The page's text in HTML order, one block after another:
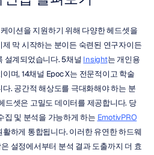
이션을 지원하기 위해 다양한 헤드셋을
막 시작하는 분이든 숙련된 연구자이든
설계되었습니다. 5채널 Insight는 개인용
며, 14채널 Epoc X는 전문적이고 학술
. 공간적 해상도를 극대화해야 하는 분
드셋은 고밀도 데이터를 제공합니다. 당
집 및 분석을 가능하게 하는 EmotivPRO
하게 통합됩니다. 이러한 유연한 하드웨
설정에서부터 분석 결과 도출까지 더 효